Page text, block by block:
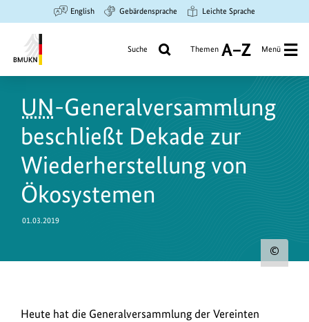
Hauptinhalt
springen
Suche
springen
Hauptnavigation
springen
English Gebärdensprache Leichte Sprache
Umwelt,
Klimaschutz,
Naturschutz
und
nukleare
Sicherheit
Suche Themen
A
Z
Menü
UN-Generalversammlung
beschließt Dekade zur
Wiederherstellung von
Ökosystemen
01.03.2019
Die
Heute hat die Generalversammlung der Vereinten